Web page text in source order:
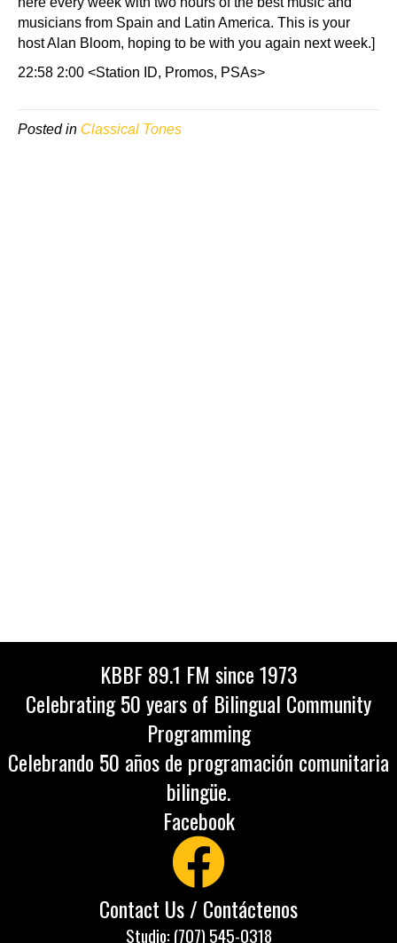
musicians from Spain and Latin America. This is your
host Alan Bloom, hoping to be with you again next week.]
22:58 2:00 <Station ID, Promos, PSAs>
Posted in Classical Tones
KBBF 89.1 FM since 1973
Celebrating 50 years of Bilingual Community
Programming
Celebrando 50 años de programación comunitaria
bilingüe.
Facebook
Contact Us / Contáctenos
Studio: (707) 545-0318